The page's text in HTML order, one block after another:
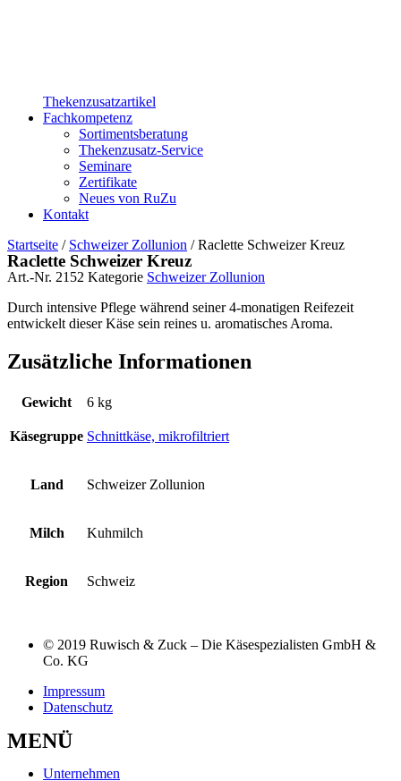
Thekenzusatzartikel
Fachkompetenz
Sortimentsberatung
Thekenzusatz-Service
Seminare
Zertifikate
Neues von RuZu
Kontakt
Startseite / Schweizer Zollunion / Raclette Schweizer Kreuz
Raclette Schweizer Kreuz
Art.-Nr. 2152 Kategorie Schweizer Zollunion
Durch intensive Pflege während seiner 4-monatigen Reifezeit
entwickelt dieser Käse sein reines u. aromatisches Aroma.
Zusätzliche Informationen
Gewicht 6 kg
Käsegruppe Schnittkäse, mikrofiltriert
Land Schweizer Zollunion
Milch Kuhmilch
Region Schweiz
© 2019 Ruwisch & Zuck – Die Käsespezialisten GmbH &
Co. KG
Impressum
Datenschutz
MENÜ
Unternehmen